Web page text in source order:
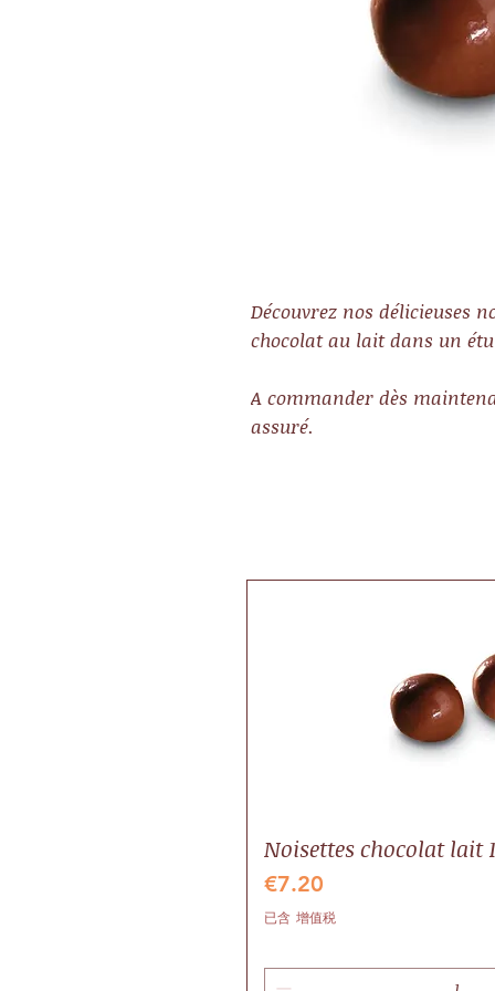
Découvrez nos délicieuses
chocolat au lait dans un
A commander dès
assuré.
Noisettes chocolat lait
價格
€7.20
已含 增值税